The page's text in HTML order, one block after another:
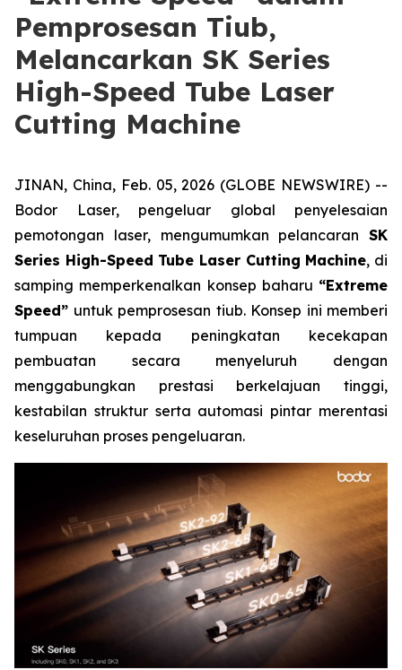
Pemprosesan Tiub,
Melancarkan SK Series
High-Speed Tube Laser
Cutting Machine
JINAN, China, Feb. 05, 2026 (GLOBE NEWSWIRE) --
Bodor Laser, pengeluar global penyelesaian
pemotongan laser, mengumumkan pelancaran SK
Series High-Speed Tube Laser Cutting Machine, di
samping memperkenalkan konsep baharu “Extreme
Speed” untuk pemprosesan tiub. Konsep ini memberi
tumpuan kepada peningkatan kecekapan
pembuatan secara menyeluruh dengan
menggabungkan prestasi berkelajuan tinggi,
kestabilan struktur serta automasi pintar merentasi
keseluruhan proses pengeluaran.